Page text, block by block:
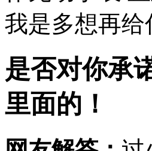
我是多想再
是否对你承
里面的！